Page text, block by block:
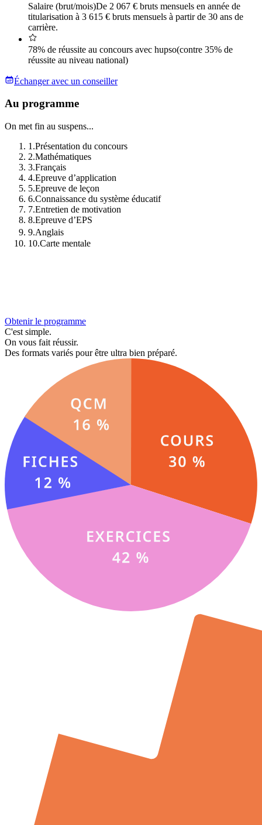
Salaire (brut/mois)De 2 067 € bruts mensuels en année de
titularisation à 3 615 € bruts mensuels à partir de 30 ans de
carrière.
78% de réussite au concours avec hupso(contre 35% de
réussite au niveau national)
Échanger avec un conseiller
Au programme
On met fin au suspens...
1 .Présentation du concours
2.Mathématiques
3.Français
4.Epreuve d’application
5.Epreuve de leçon
6.Connaissance du système éducatif
7.Entretien de motivation
8.Epreuve d’EPS
9.Anglais
10.Carte mentale
Obtenir le programme
C'est simple.
On vous fait réussir.
Des formats variés pour être ultra bien préparé.